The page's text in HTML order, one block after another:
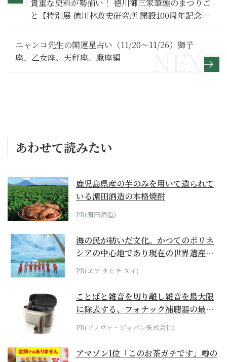
貴重な史料が勢揃い！ 徳川御三家筆頭のまつりご
と【特別展 徳川林政史研究所 開設100周年記念 将
軍と尾張徳川家－政と儀礼－】
ニャンコ先生の開運星占い（11/20～11/26）獅子
座、乙女座、天秤座、蠍座編
あわせて読みたい
鹿児島県産の芋のみを用いて造られて
いる濵田酒造の本格焼酎
PR(濵田酒造)
海の民が紡いだ文化。かつてのポリネ
シアの中心地であり現在の世界遺産か
らみえてくる...
PR(エア タヒチ ヌイ)
ことばと雑音を切り離し雑音を最大限
に除去する、フォナック補聴器の最上
位モデル
PR(ソノヴァ・ジャパン株式会社)
アマゾン1位「このお茶ガチです」噂の